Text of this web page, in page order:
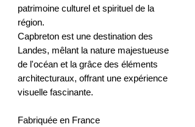
patrimoine culturel et spirituel de la
région.
Capbreton est une destination des
Landes, mêlant la nature majestueuse
de l'océan et la grâce des éléments
architecturaux, offrant une expérience
visuelle fascinante.
Fabriquée en France